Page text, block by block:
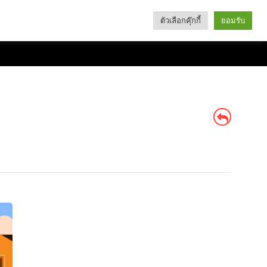
Categories
ตัวเลือกคุ๊กกี้ ยอมรับ